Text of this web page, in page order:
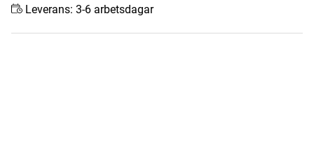
Leverans: 3-6 arbetsdagar